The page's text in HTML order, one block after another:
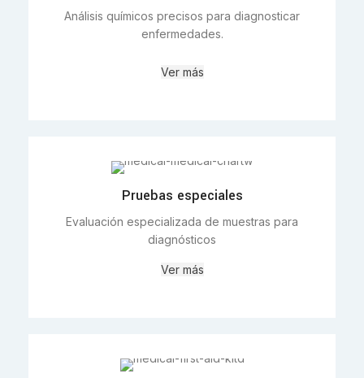
Análisis químicos precisos para diagnosticar
enfermedades.
Ver más
Pruebas especiales
Evaluación especializada de muestras para
diagnósticos
Ver más